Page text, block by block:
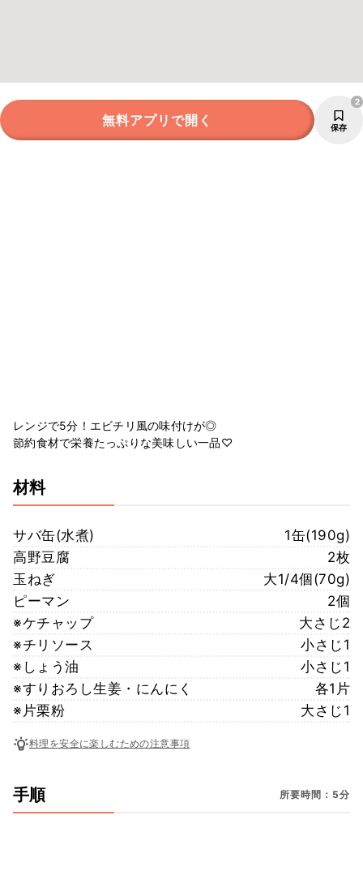
無料アプリで開く 保存
2
レンジで5分！エビチリ風の味付けが◎
節約食材で栄養たっぷりな美味しい一品♡
材料
サバ缶(水煮)
1缶(190g)
高野豆腐
2枚
玉ねぎ
大1/4個(70g)
ピーマン
2個
※ケチャップ
大さじ2
※チリソース
小さじ1
※しょう油
小さじ1
※すりおろし生姜・にんにく
各1片
※片栗粉
大さじ1
料理を安全に楽しむための注意事項
手順 所要時間：5分